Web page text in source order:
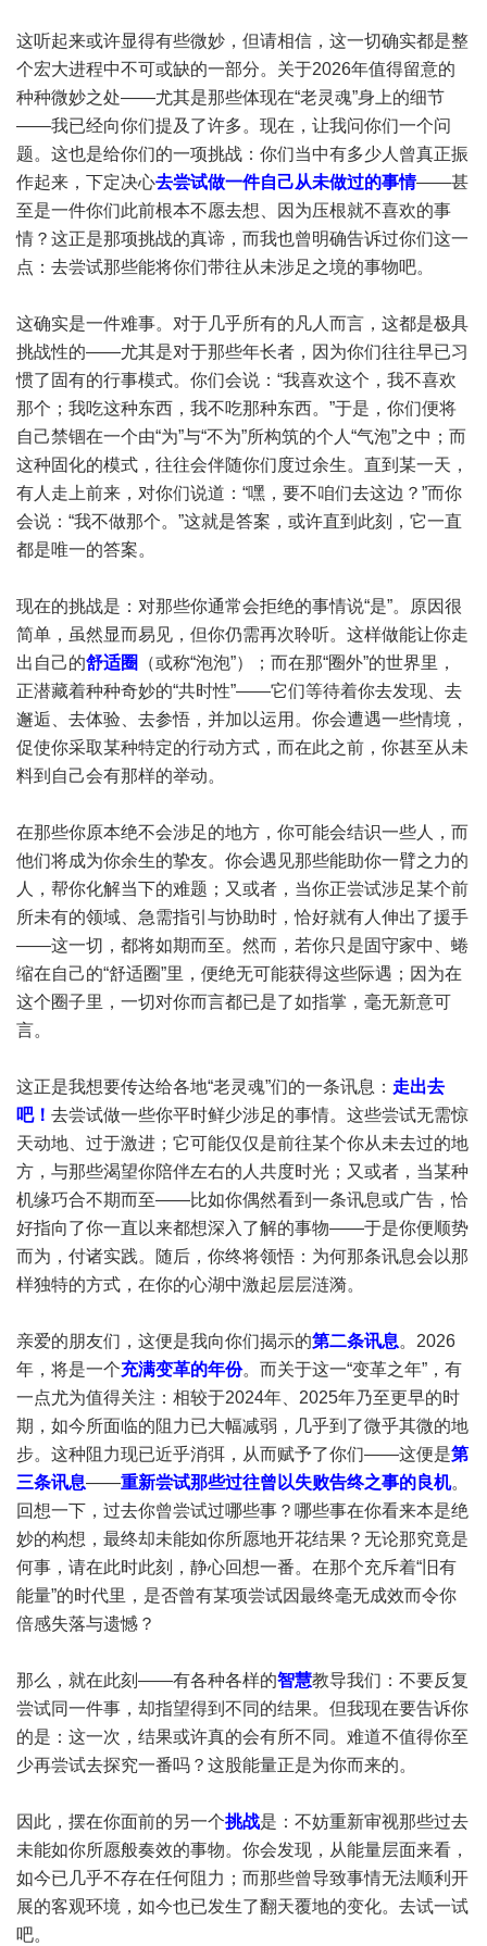
这听起来或许显得有些微妙，但请相信，这一切确实都是整
个宏大进程中不可或缺的一部分。关于2026年值得留意的
种种微妙之处——尤其是那些体现在“老灵魂”身上的细节
——我已经向你们提及了许多。现在，让我问你们一个问
题。这也是给你们的一项挑战：你们当中有多少人曾真正振
作起来，下定决心去尝试做一件自己从未做过的事情——甚
至是一件你们此前根本不愿去想、因为压根就不喜欢的事
情？这正是那项挑战的真谛，而我也曾明确告诉过你们这一
点：去尝试那些能将你们带往从未涉足之境的事物吧。
这确实是一件难事。对于几乎所有的凡人而言，这都是极具
挑战性的——尤其是对于那些年长者，因为你们往往早已习
惯了固有的行事模式。你们会说：“我喜欢这个，我不喜欢
那个；我吃这种东西，我不吃那种东西。”于是，你们便将
自己禁锢在一个由“为”与“不为”所构筑的个人“气泡”之中；而
这种固化的模式，往往会伴随你们度过余生。直到某一天，
有人走上前来，对你们说道：“嘿，要不咱们去这边？”而你
会说：“我不做那个。”这就是答案，或许直到此刻，它一直
都是唯一的答案。
现在的挑战是：对那些你通常会拒绝的事情说“是”。原因很
简单，虽然显而易见，但你仍需再次聆听。这样做能让你走
出自己的舒适圈
（或称“泡泡”）；而在那“圈外”的世界里，
正潜藏着种种奇妙的“共时性”——它们等待着你去发现、去
邂逅、去体验、去参悟，并加以运用。你会遭遇一些情境，
促使你采取某种特定的行动方式，而在此之前，你甚至从未
料到自己会有那样的举动。
在那些你原本绝不会涉足的地方，你可能会结识一些人，而
他们将成为你余生的挚友。你会遇见那些能助你一臂之力的
人，帮你化解当下的难题；又或者，当你正尝试涉足某个前
所未有的领域、急需指引与协助时，恰好就有人伸出了援手
——这一切，都将如期而至。然而，若你只是固守家中、蜷
缩在自己的“舒适圈”里，便绝无可能获得这些际遇；因为在
这个圈子里，一切对你而言都已是了如指掌，毫无新意可
言。
这正是我想要传达给各地“老灵魂”们的一条讯息： 走出去
吧！ 去尝试做一些你平时鲜少涉足的事情。这些尝试无需惊
天动地、过于激进；它可能仅仅是前往某个你从未去过的地
方，与那些渴望你陪伴左右的人共度时光；又或者，当某种
机缘巧合不期而至——比如你偶然看到一条讯息或广告，恰
好指向了你一直以来都想深入了解的事物——于是你便顺势
而为，付诸实践。随后，你终将领悟：为何那条讯息会以那
样独特的方式，在你的心湖中激起层层涟漪。
亲爱的朋友们，这便是我向你们揭示的第二条讯息。2026
年，将是一个充满变革的年份。而关于这一“变革之年”，有
一点尤为值得关注：相较于2024年、2025年乃至更早的时
期，如今所面临的阻力已大幅减弱，几乎到了微乎其微的地
步。这种阻力现已近乎消弭，从而赋予了你们——这便是第
三条讯息——重新尝试那些过往曾以失败告终之事的良机。
回想一下，过去你曾尝试过哪些事？哪些事在你看来本是绝
妙的构想，最终却未能如你所愿地开花结果？无论那究竟是
何事，请在此时此刻，静心回想一番。在那个充斥着“旧有
能量”的时代里，是否曾有某项尝试因最终毫无成效而令你
倍感失落与遗憾？
那么，就在此刻——有各种各样的智慧教导我们：不要反复
尝试同一件事，却指望得到不同的结果。但我现在要告诉你
的是：这一次，结果或许真的会有所不同。难道不值得你至
少再尝试去探究一番吗？这股能量正是为你而来的。
因此，摆在你面前的另一个挑战是：不妨重新审视那些过去
未能如你所愿般奏效的事物。你会发现，从能量层面来看，
如今已几乎不存在任何阻力；而那些曾导致事情无法顺利开
展的客观环境，如今也已发生了翻天覆地的变化。去试一试
吧。